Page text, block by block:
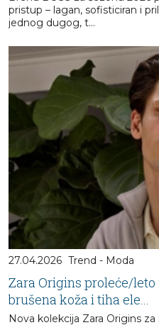
pristup – lagan, sofisticiran i
jednog dugog, t...
27.04.2026 Trend - Moda
Zara Origins proleće/leto
brušena koža i tiha ele...
Nova kolekcija Zara Origins